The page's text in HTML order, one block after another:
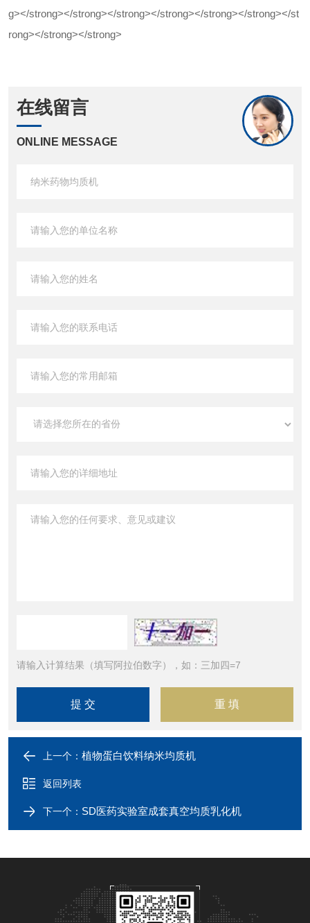
在线留言
ONLINE MESSAGE
请输入计算结果（填写阿拉伯数字），如：三加四=7
上一个： 植物蛋白饮料纳米均质机
返回列表
下一个： SD医药实验室成套真空均质乳化机